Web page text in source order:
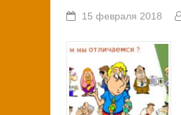
15 февраля 2018